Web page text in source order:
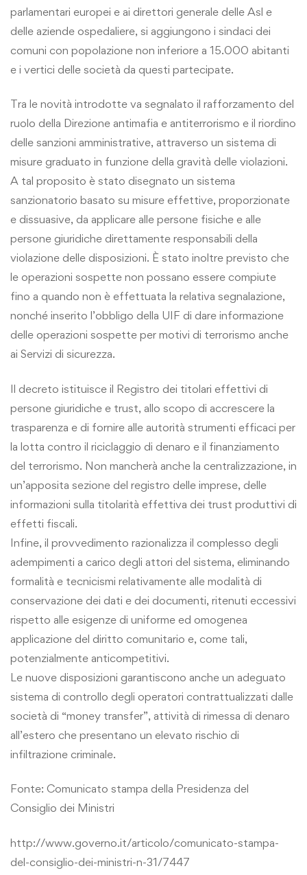
parlamentari europei e ai direttori generale delle Asl e
delle aziende ospedaliere, si aggiungono i sindaci dei
comuni con popolazione non inferiore a 15.000 abitanti
e i vertici delle società da questi partecipate.
Tra le novità introdotte va segnalato il rafforzamento del
ruolo della Direzione antimafia e antiterrorismo e il riordino
delle sanzioni amministrative, attraverso un sistema di
misure graduato in funzione della gravità delle violazioni.
A tal proposito è stato disegnato un sistema
sanzionatorio basato su misure effettive, proporzionate
e dissuasive, da applicare alle persone fisiche e alle
persone giuridiche direttamente responsabili della
violazione delle disposizioni. È stato inoltre previsto che
le operazioni sospette non possano essere compiute
fino a quando non è effettuata la relativa segnalazione,
nonché inserito l’obbligo della UIF di dare informazione
delle operazioni sospette per motivi di terrorismo anche
ai Servizi di sicurezza.
Il decreto istituisce il Registro dei titolari effettivi di
persone giuridiche e trust, allo scopo di accrescere la
trasparenza e di fornire alle autorità strumenti efficaci per
la lotta contro il riciclaggio di denaro e il finanziamento
del terrorismo. Non mancherà anche la centralizzazione, in
un’apposita sezione del registro delle imprese, delle
informazioni sulla titolarità effettiva dei trust produttivi di
effetti fiscali.
Infine, il provvedimento razionalizza il complesso degli
adempimenti a carico degli attori del sistema, eliminando
formalità e tecnicismi relativamente alle modalità di
conservazione dei dati e dei documenti, ritenuti eccessivi
rispetto alle esigenze di uniforme ed omogenea
applicazione del diritto comunitario e, come tali,
potenzialmente anticompetitivi.
Le nuove disposizioni garantiscono anche un adeguato
sistema di controllo degli operatori contrattualizzati dalle
società di “money transfer”, attività di rimessa di denaro
all’estero che presentano un elevato rischio di
infiltrazione criminale.
Fonte: Comunicato stampa della Presidenza del
Consiglio dei Ministri
http://www.governo.it/articolo/comunicato-stampa-
del-consiglio-dei-ministri-n-31/7447